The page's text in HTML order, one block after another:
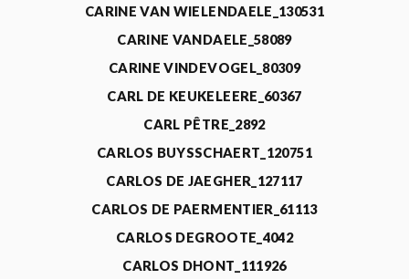
CARINE VAN WIELENDAELE_130531
CARINE VANDAELE_58089
CARINE VINDEVOGEL_80309
CARL DE KEUKELEERE_60367
CARL PÊTRE_2892
CARLOS BUYSSCHAERT_120751
CARLOS DE JAEGHER_127117
CARLOS DE PAERMENTIER_61113
CARLOS DEGROOTE_4042
CARLOS DHONT_111926